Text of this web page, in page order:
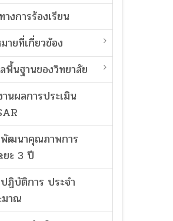
างการร้องเรียน
ายที่เกี่ยวข้อง
พื้นฐานของวิทยาลัย
านผลการประเมิน
ฒนาคุณภาพการ
ยะ 3 ปี
ฏิบัติการ ประจำ
าณ